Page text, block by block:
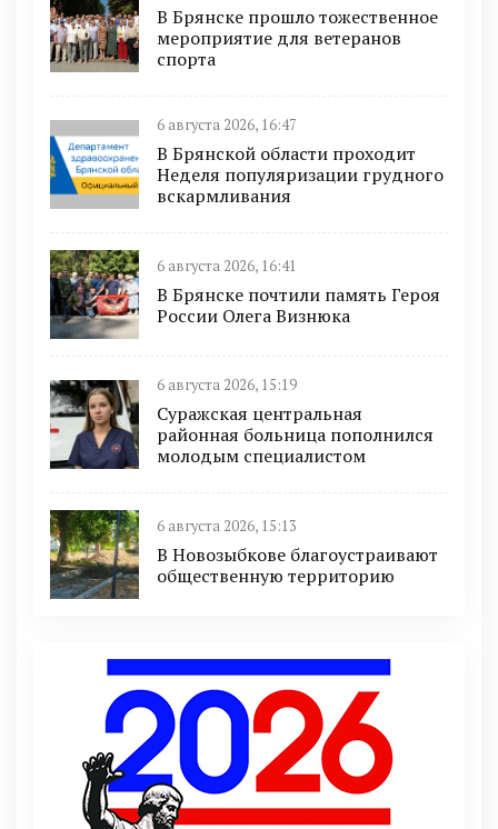
В Брянске прошло тожественное
мероприятие для ветеранов
спорта
6 августа 2026, 16:47
В Брянской области проходит
Неделя популяризации грудного
вскармливания
6 августа 2026, 16:41
В Брянске почтили память Героя
России Олега Визнюка
6 августа 2026, 15:19
Суражская центральная
районная больница пополнился
молодым специалистом
6 августа 2026, 15:13
В Новозыбкове благоустраивают
общественную территорию